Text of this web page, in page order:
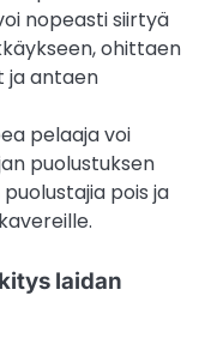
nopeasti siirtyä
ohittaen
ja antaen
pelaaja voi
puolustuksen
pois ja
laidan